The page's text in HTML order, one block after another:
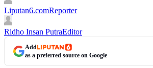
Liputan6.comReporter
Ridho Insan PutraEditor
Add
as a preferred source on Google